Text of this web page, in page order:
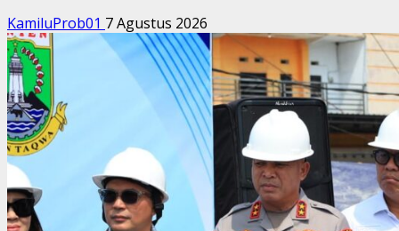
KamiluProb01 7 Agustus 2026